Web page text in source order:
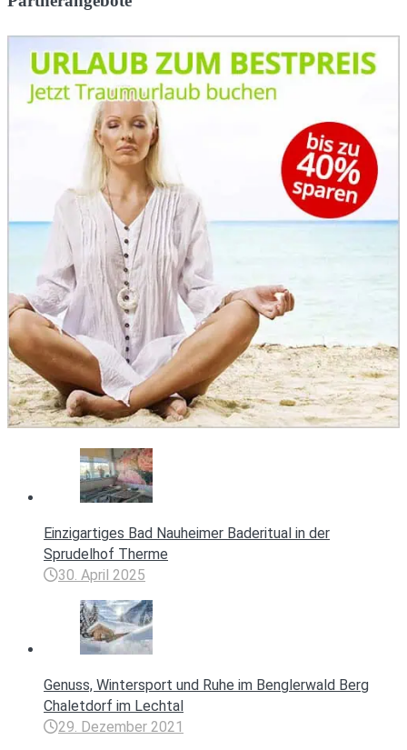
Einzigartiges Bad Nauheimer Baderitual in der
Sprudelhof Therme
30. April 2025
Genuss, Wintersport und Ruhe im Benglerwald Berg
Chaletdorf im Lechtal
29. Dezember 2021